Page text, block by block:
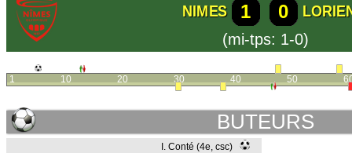
NIMES 1 0
(mi-tps: 1-0)
1 10 20 30 40 50
BUTEURS
I. Conté (4e, csc)